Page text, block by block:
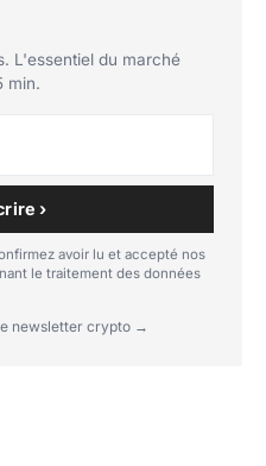
L'essentiel du marché
min.
›
avoir lu et accepté nos
le traitement des données
newsletter crypto →